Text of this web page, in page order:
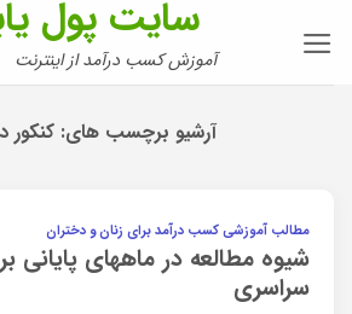
سایت پول
آموزش کسب درآمد از اینترنت
آرشیو برچسب های:کنکور
مطالب آموزشی کسب درآمد برای زنان و دختران
شیوه مطالعه در ماههای پایانی
سراسری